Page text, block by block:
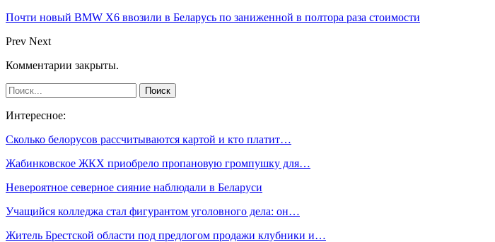
Почти новый BMW X6 ввозили в Беларусь по заниженной в полтора раза стоимости
Prev Next
Комментарии закрыты.
Интересное:
Сколько белорусов рассчитываются картой и кто платит…
Жабинковское ЖКХ приобрело пропановую громпушку для…
Невероятное северное сияние наблюдали в Беларуси
Учащийся колледжа стал фигурантом уголовного дела: он…
Житель Брестской области под предлогом продажи клубники и…